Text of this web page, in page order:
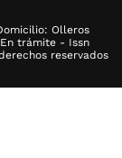
Olleros
trámite - Issn
reservados